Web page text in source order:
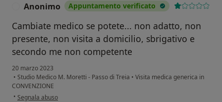
Anonimo Appuntamento verificato
Cambiate medico se potete... non adatto, non
presente, non visita a domicilio, sbrigativo e
secondo me non competente
20 marzo 2023
• Studio Medico M. Moretti - Passo di Treia • Visita medica generica in
CONVENZIONE
• secondo l'opinione dell'utente Anonimo
Segnala abuso